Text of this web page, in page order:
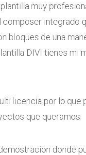
muy
composer integrado
bloques de una
DIVI tienes mi
licencia por lo que
que queramos.
donde